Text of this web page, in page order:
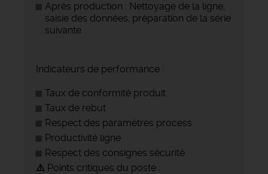
Après production : Nettoyage de la ligne,
saisie des données, préparation de la série
suivante
Indicateurs de performance :
Taux de conformité produit
Taux de rebut
Respect des paramètres process
Productivité ligne
Respect des consignes sécurité
⚠️ Points critiques du poste :